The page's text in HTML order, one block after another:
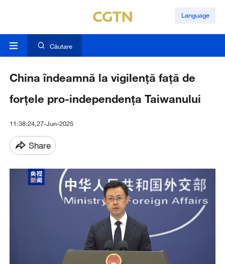
Language
Căutare
China îndeamnă la vigilență față de
forțele pro-independența Taiwanului
11:38:24,27-Jun-2025
Share